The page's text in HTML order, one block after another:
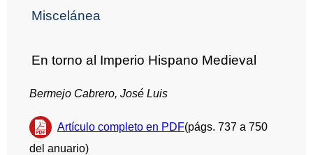
Miscelánea
En torno al Imperio Hispano Medieval
Bermejo Cabrero, José Luis
Artículo completo en PDF(págs. 737 a 750
del anuario)